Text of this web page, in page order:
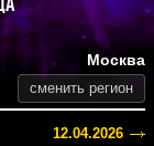
Москва
сменить регион
12.04.2026